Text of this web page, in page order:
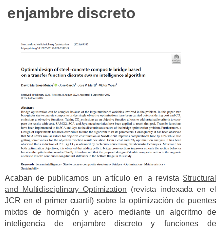
enjambre discreto
Acaban de publicarnos un artículo en la revista Structural
and Multidisciplinary Optimization (revista indexada en el
JCR en el primer cuartil) sobre la optimización de puentes
mixtos de hormigón y acero mediante un algoritmo de
inteligencia de enjambre discreto y funciones de